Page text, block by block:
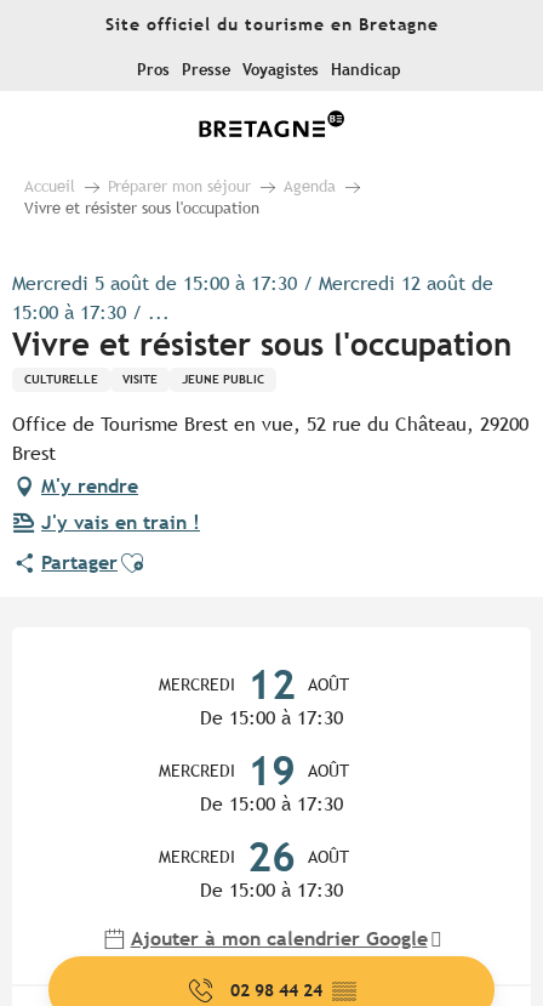
Site officiel du tourisme en Bretagne
Pros Presse Voyagistes Handicap
Accueil Préparer mon séjour
Agenda
Vivre et résister sous l'occupation
Mercredi 5 août de 15:00 à 17:30 / Mercredi 12 août de
15:00 à 17:30 / ...
Vivre et résister sous l'occupation
CULTURELLE VISITE JEUNE PUBLIC
Office de Tourisme Brest en vue, 52 rue du Château, 29200
Brest
M'y rendre
J'y vais en train !
PartagerAjouter aux favoris
MERCREDI 12 AOÛT
De 15:00 à 17:30
MERCREDI 19 AOÛT
De 15:00 à 17:30
MERCREDI 26 AOÛT
De 15:00 à 17:30
Ajouter à mon calendrier Google
02 98 44 24 ▒▒